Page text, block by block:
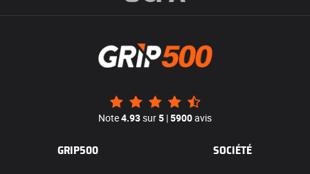
Note4.93sur5 |5900avis
GRIP500 SOCIÉTÉ